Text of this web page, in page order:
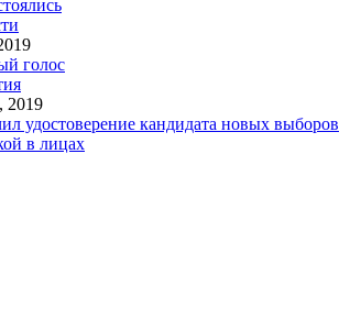
голос
2019
удостоверение кандидата новых выборов
в лицах